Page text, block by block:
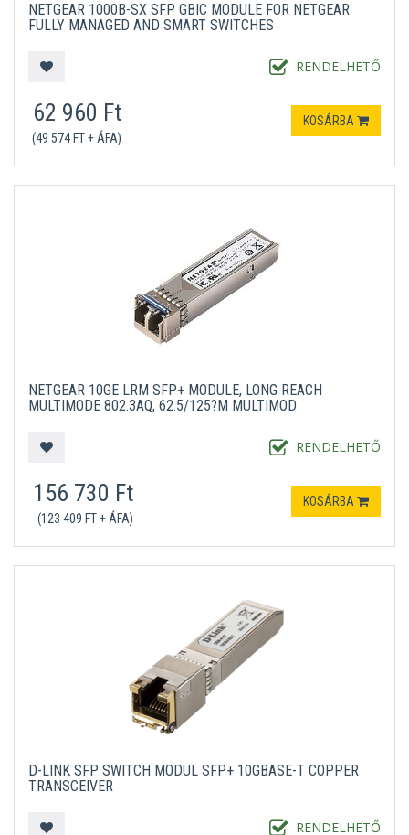
NETGEAR 1000B-SX SFP GBIC MODULE FOR NETGEAR
FULLY MANAGED AND SMART SWITCHES
RENDELHETŐ
62 960 Ft
(49 574 FT + ÁFA)
KOSÁRBA
NETGEAR 10GE LRM SFP+ MODULE, LONG REACH
MULTIMODE 802.3AQ, 62.5/125?M MULTIMOD
RENDELHETŐ
156 730 Ft
(123 409 FT + ÁFA)
KOSÁRBA
D-LINK SFP SWITCH MODUL SFP+ 10GBASE-T COPPER
TRANSCEIVER
RENDELHETŐ